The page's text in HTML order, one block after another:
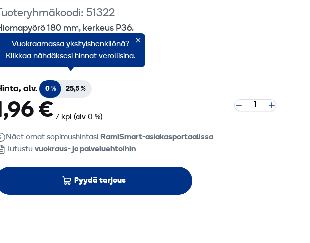
51322
180 mm, kerkeus P36.
Myyntierä 1 kpl.
Vuokraamassa yksityishenkilönä?
Klikkaa nähdäksesi hinnat verollisina.
alv. 0 % 25,5 %
€ / kpl (alv 0 %)
Näet omat sopimushintasi RamiSmart-asiakasportaalissa
Tutustu vuokraus- ja palveluehtoihin
Pyydä tarjous